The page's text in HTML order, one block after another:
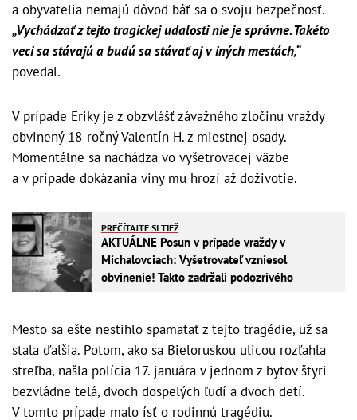
a obyvatelia nemajú dôvod báť sa o svoju bezpečnosť.
„Vychádzať z tejto tragickej udalosti nie je správne. Takéto
veci sa stávajú a budú sa stávať aj v iných mestách,“
povedal.
V prípade Eriky je z obzvlášť závažného zločinu vraždy
obvinený 18-ročný Valentín H. z miestnej osady.
Momentálne sa nachádza vo vyšetrovacej väzbe
a v prípade dokázania viny mu hrozí až doživotie.
PREČÍTAJTE SI TIEŽ
AKTUÁLNE Posun v prípade vraždy v
Michalovciach: Vyšetrovateľ vzniesol
obvinenie! Takto zadržali podozrivého
Mesto sa ešte nestihlo spamätať z tejto tragédie, už sa
stala ďalšia. Potom, ako sa Bieloruskou ulicou rozľahla
streľba, našla polícia 17. januára v jednom z bytov štyri
bezvládne telá, dvoch dospelých ľudí a dvoch detí.
V tomto prípade malo ísť o rodinnú tragédiu.